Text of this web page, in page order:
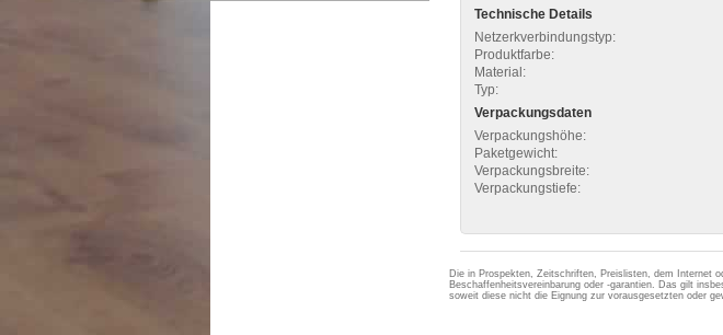
Technische Details
Netzerkverbindungstyp:
Produktfarbe:
Material:
Typ:
Verpackungsdaten
Verpackungshöhe:
Paketgewicht:
Verpackungsbreite:
Verpackungstiefe:
Die in Prospekten, Zeitschriften, Preislisten, dem Internet
Beschaffenheitsvereinbarung oder -garantien. Das gilt
soweit diese nicht die Eignung zur vorausgesetzten oder